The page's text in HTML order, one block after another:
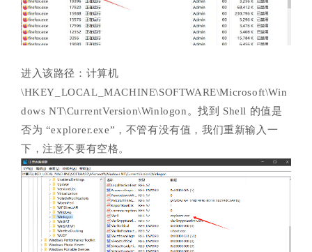
进入该路径：计算机
\HKEY_LOCAL_MACHINE\SOFTWARE\Microsoft\Win
dows NT\CurrentVersion\Winlogon。找到 Shell 的值是
否为 “explorer.exe”，不管有没有值，我们重新输入一
下，注意不要有空格。